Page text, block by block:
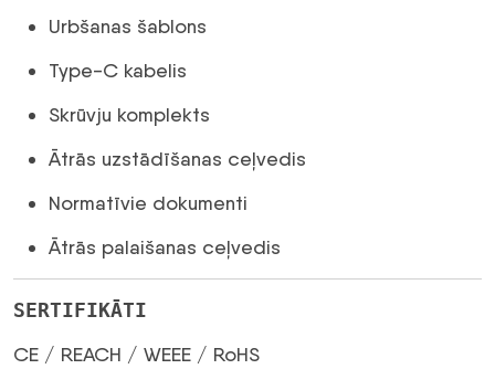
Urbšanas šablons
Type-C kabelis
Skrūvju komplekts
Ātrās uzstādīšanas ceļvedis
Normatīvie dokumenti
Ātrās palaišanas ceļvedis
SERTIFIKĀTI
CE / REACH / WEEE / RoHS